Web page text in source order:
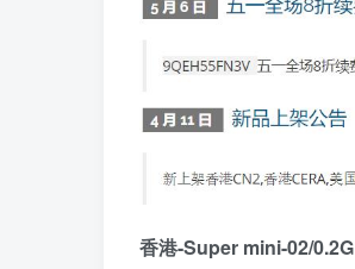
香港-Super mini-02/0.2G